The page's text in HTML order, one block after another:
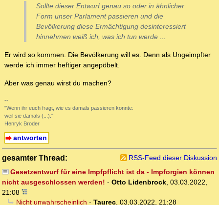
Sollte dieser Entwurf genau so oder in ähnlicher
Form unser Parlament passieren und die
Bevölkerung diese Ermächtigung desinteressiert
hinnehmen weiß ich, was ich tun werde ...
Er wird so kommen. Die Bevölkerung will es. Denn als Ungeimpfter
werde ich immer heftiger angepöbelt.
Aber was genau wirst du machen?
--
"Wenn ihr euch fragt, wie es damals passieren konnte:
weil sie damals (...)."
Henryk Broder
antworten
gesamter Thread:
RSS-Feed dieser Diskussion
Gesetzentwurf für eine Impfpflicht ist da - Impforgien können
nicht ausgeschlossen werden! - Otto Lidenbrock, 03.03.2022,
21:08
Nicht unwahrscheinlich - Taurec, 03.03.2022, 21:28